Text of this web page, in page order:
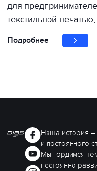
для
текстильной
Подробнее
Наша история –
и постоянного
Мы гордимся
постоянно